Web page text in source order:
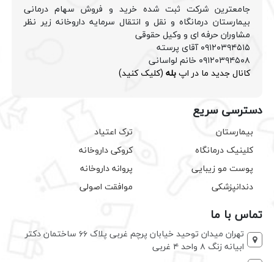
جامعترین شرکت ثبت شده خرید و فروش سهام درمانی
بیمارستان درمانگاه و نقل و انتقال سرمایه داروخانه زیر نظر
مشاوران حرفه ای و وکیل حقوقی
۰۹۱۲۰۳۹۴۵۱۵ آقای پرسته
۰۹۱۲۰۳۹۴۵۰۸ خانم لواسانی
کانال جدید ما در اپبله (کلیک کنید)
دسترسی سریع
بیمارستان
کلینیک درمانگاه
پوست مو زیبایی
دندانپزشکی
ترک اعتیاد
کروکی داروخانه
پروانه داروخانه
موافقت اصولی
تماس با ما
تهران میدان توحید خیابان پرچم غربی پلاک ۶۶ ساختمان دکتر
ابیانه زنگ ۸ واحد ۴ غربی